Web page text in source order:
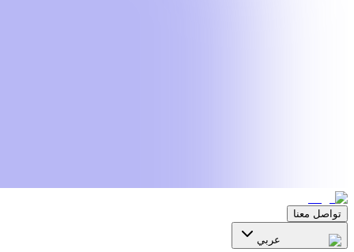
تواصل معنا
عربي